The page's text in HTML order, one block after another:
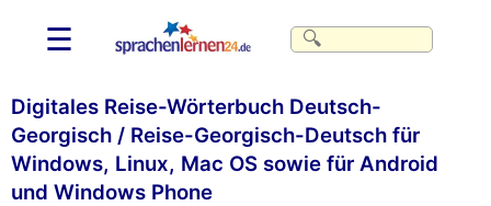
☰
Digitales Reise-Wörterbuch Deutsch-
Georgisch / Reise-Georgisch-Deutsch für
Windows, Linux, Mac OS sowie für Android
und Windows Phone